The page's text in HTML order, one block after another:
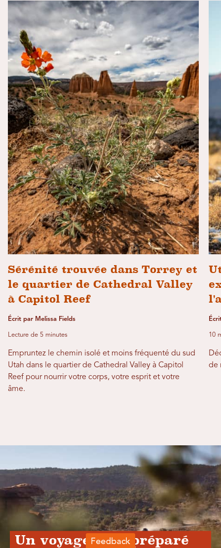
Sérénité trouvée dans Torrey et
le quartier de Cathedral Valley
à Capitol Reef
Écrit par Melissa Fields
Lecture de 5 minutes
Empruntez le chemin isolé et moins fréquenté du sud
Utah dans le quartier de Cathedral Valley à Capitol
Reef pour nourrir votre corps, votre esprit et votre
âme.
10
de
Un voyage bien préparé